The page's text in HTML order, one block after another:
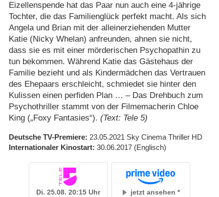
Eizellenspende hat das Paar nun auch eine 4-jährige
Tochter, die das Familienglück perfekt macht. Als sich
Angela und Brian mit der alleinerziehenden Mutter
Katie (Nicky Whelan) anfreunden, ahnen sie nicht,
dass sie es mit einer mörderischen Psychopathin zu
tun bekommen. Während Katie das Gästehaus der
Familie bezieht und als Kindermädchen das Vertrauen
des Ehepaars erschleicht, schmiedet sie hinter den
Kulissen einen perfiden Plan … – Das Drehbuch zum
Psychothriller stammt von der Filmemacherin Chloe
King („Foxy Fantasies“). (Text: Tele 5)
Deutsche TV-Premiere 23.05.2021 Sky Cinema Thriller HD
Internationaler Kinostart 30.06.2017 (Englisch)
Di. 25.08. 20:15 Uhr jetzt ansehen